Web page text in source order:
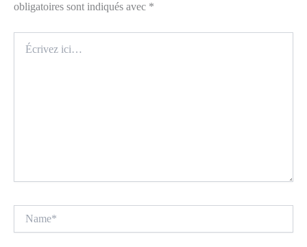
obligatoires sont indiqués avec *
ici…